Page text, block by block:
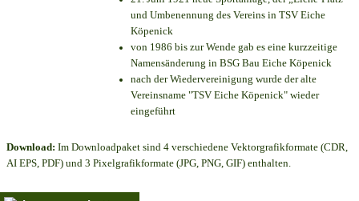
und Umbenennung des Vereins in TSV Eiche
Köpenick
von 1986 bis zur Wende gab es eine kurzzeitige
Namensänderung in BSG Bau Eiche Köpenick
nach der Wiedervereinigung wurde der alte
Vereinsname "TSV Eiche Köpenick" wieder
eingeführt
Download: Im Downloadpaket sind 4 verschiedene Vektorgrafikformate (CDR,
AI EPS, PDF) und 3 Pixelgrafikformate (JPG, PNG, GIF) enthalten.